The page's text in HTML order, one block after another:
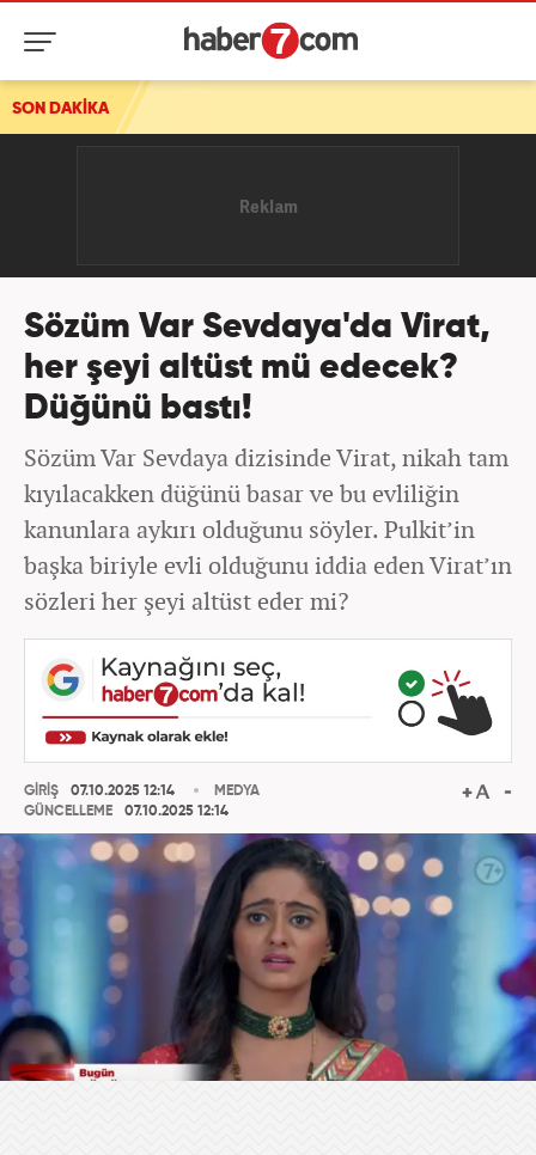
SON DAKİKA
Sözüm Var Sevdaya'da Virat,
her şeyi altüst mü edecek?
Düğünü bastı!
Sözüm Var Sevdaya dizisinde Virat, nikah tam
kıyılacakken düğünü basar ve bu evliliğin
kanunlara aykırı olduğunu söyler. Pulkit’in
başka biriyle evli olduğunu iddia eden Virat’ın
sözleri her şeyi altüst eder mi?
GİRİŞ
07.10.2025 12:14
GÜNCELLEME
07.10.2025 12:14
MEDYA